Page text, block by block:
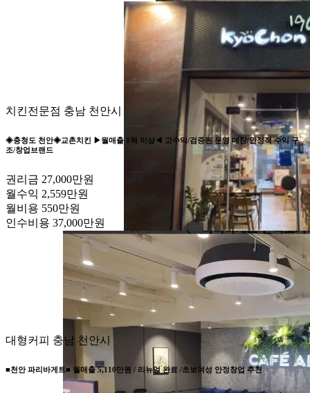
치킨전문점 충남 천안시
◈충청도 천안◈교촌치킨 ▶월매출 1억 이상◀ 고수익/검증된 운영 매장/안정적 수익 구
조/창업브랜드
권리금 27,000만원
월수익 2,559만원
월비용 550만원
인수비용 37,000만원
대형커피 충남 천안시
■천안 파리바게트■ 월매출 5,110만원 / 리뉴얼 완료 /초보여성 안정창업 추천